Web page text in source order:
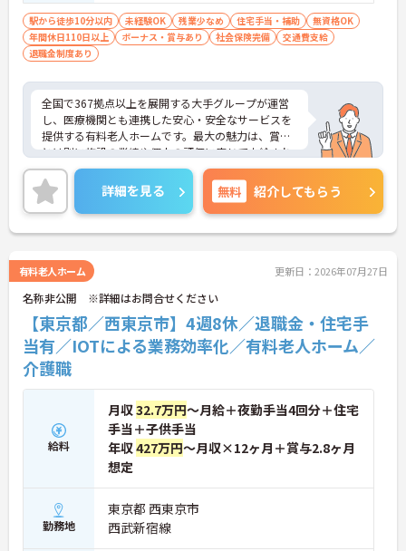
駅から徒歩10分以内 未経験OK 残業少なめ 住宅手当・補助
無資格OK
年間休日110日以上
ボーナス・賞与あり 社会保険完備
交通費支給
退職金制度あり
全国で367拠点以上を展開する大手グループが運営
し、医療機関とも連携した安心・安全なサービスを
提供する有料老人ホームです。最大の魅力は、賞与
とは別に施設の業績や個人の評価に応じて支給され
る独自の特別報酬制度です。日々の頑張りやチーム
への貢献が直接収入に反映される非常にやりがいの
ある環境が整っています。また、毎朝の情報共有ミ
ーティングを通じてスタッフ同士の連携が強化され
ており、平均勤続年数7.2年という高い定着率を実現
内に研修を受講できるなど教育体制も充実している
ため、介護職からケアマネジャーや管理職への着実
なステップアップが期待できます。定年65歳・再雇
用70歳までの継続雇用制度も完備されており、髪色
やネイルが原則自由といったご自身らしさを大切に
できる環境のもとで末永くご活躍いただけます。
★おすすめPOINT★
・施設の業績や個人の評価に応じて賞与とは別に支
給される特別報酬制度があり、日々の頑張りが直接
収入として還元されます。
・業務への取り組みやチームへの貢献度が公正に評
価される仕組みにより、高いモチベーションを維持
【毎朝のミーティングで情報共有を徹底し、職種の
詳細を見る 無料 紹介してもらう
有料老人ホーム 更新日：2026年07月27日
名称非公開 ※詳細はお問合せください
【東京都／西東京市】4週8休／退職金・住宅手
当有／IOTによる業務効率化／有料老人ホーム／
介護職
給料
月収32.7万円～月給＋夜勤手当4回分＋住宅
手当＋子供手当
年収427万円～月収×12ヶ月＋賞与2.8ヶ月
想定
勤務地
東京都 西東京市
西武新宿線